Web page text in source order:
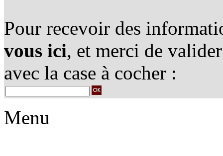
Pour recevoir des
vous ici, et merci de
avec la case à cocher :
Menu